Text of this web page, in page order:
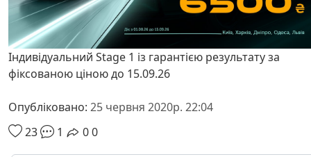
Індивідуальний Stage 1 із гарантією результату за
фіксованою ціною до 15.09.26
Опубліковано: 25 червня 2020р. 22:04
23
1 00